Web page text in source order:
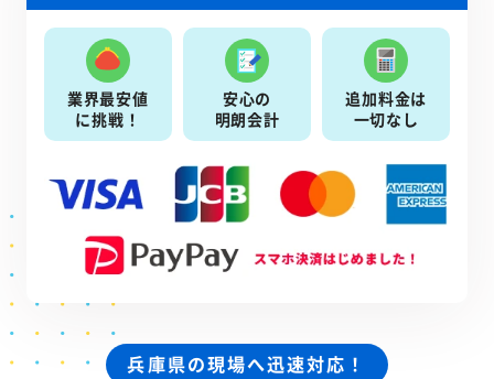
業界最安値
に挑戦！
安心の
明朗会計
追加料金は
一切なし
兵庫県の現場へ迅速対応！